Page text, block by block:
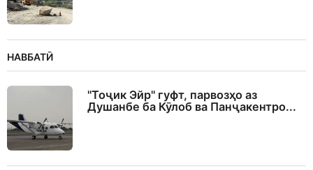
НАВБАТӢ
"Тоҷик Эйр" гуфт, парвозҳо аз
Душанбе ба Кӯлоб ва Панҷакентро...